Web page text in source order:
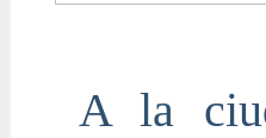
A la